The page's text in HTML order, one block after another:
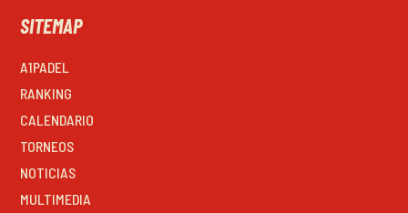
SITEMAP
A1PADEL
RANKING
CALENDARIO
TORNEOS
NOTICIAS
MULTIMEDIA